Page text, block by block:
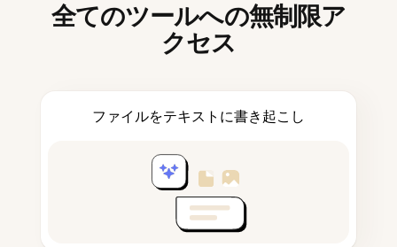
全てのツールへの無制限ア
クセス
ファイルをテキストに書き起こし